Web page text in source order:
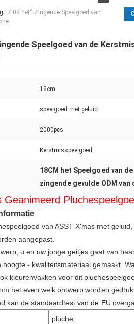
: 7.09 het“ Zingende Speelgoed van
Speelgoed van de
18cm
speelgoed met geluid
2000pcs
Kerstmisspeelgoed
18CM het Speelgoed van
zingende gevulde ODM
Geanimeerd
van ASST X'mas met
aangepast.
u en uw jonge geitjes gaat van
hoogte - kwaliteitsmateriaal gemaakt.
kleurenvakken voor dit
het even welk ontwerp worden
kan de standaardtest van de EU
pluche